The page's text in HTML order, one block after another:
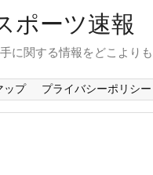
ポーツ速報
に関する情報をどこより
ップ プライバシーポリシー